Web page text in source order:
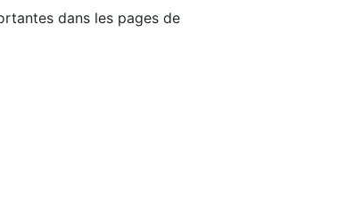
dans les pages de